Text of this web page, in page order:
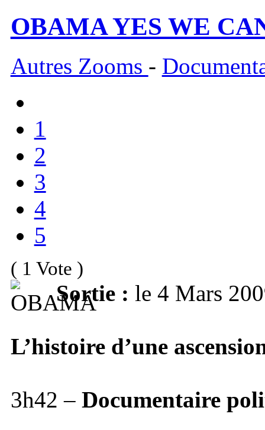
OBAMA YES WE
Autres Zooms -
1
2
3
4
5
( 1 Vote )
Sortie : le 4 Mars
L’histoire d’une
3h42 – Documentaire